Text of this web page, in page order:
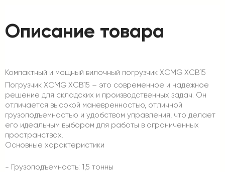
Описание товара
Компактный и мощный вилочный погрузчик XCMG XCB15
Погрузчик XCMG XCB15 – это современное и надежное
решение для складских и производственных задач. Он
отличается высокой маневренностью, отличной
грузоподъемностью и удобством управления, что делает
его идеальным выбором для работы в ограниченных
пространствах.
Основные характеристики
- Грузоподъемность: 1,5 тонны